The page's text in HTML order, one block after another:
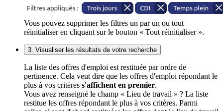
Vous pouvez supprimer les filtres un par un ou tout
réinitialiser en cliquant sur le bouton « Tout réinitialiser ».
3. Visualiser les résultats de votre recherche
La liste des offres d'emploi est restituée par ordre de
pertinence. Cela veut dire que les offres d'emploi répondant le
plus à vos critères s'affichent en premier.
Vous avez renseigné le champ « Lieu de travail » ? La liste
restitue les offres répondant le plus à vos critères. Parmi